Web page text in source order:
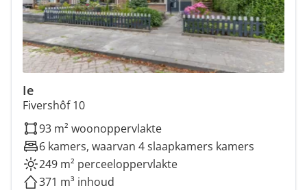
Ie
Fivershôf 10
93 m² woonoppervlakte
6 kamers, waarvan 4 slaapkamers kamers
249 m² perceeloppervlakte
371 m³ inhoud